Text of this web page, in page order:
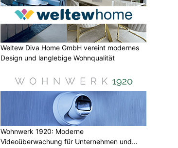
Weltew Diva Home GmbH vereint modernes
Design und langlebige Wohnqualität
Wohnwerk 1920: Moderne
Videoüberwachung für Unternehmen und